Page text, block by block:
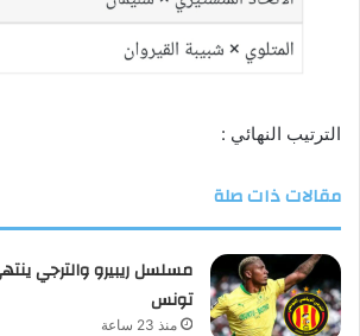
الترتيب النهائي :
مقالات ذات صلة
مسلسل ريبيرو والترجي
تونس
منذ 23 ساعة